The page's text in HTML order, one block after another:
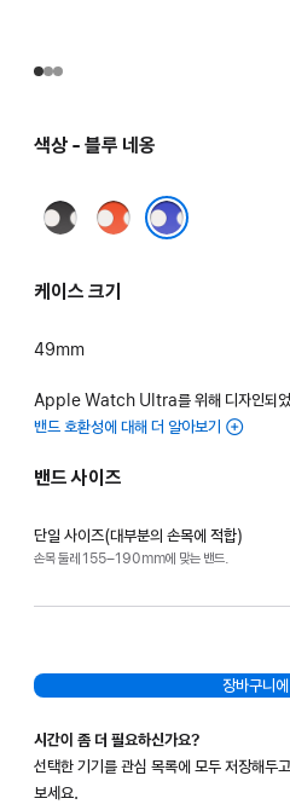
색상 - 블루 네옹
누아
오랑쥬
케이스 크기
49mm
Apple Watch Ultra를 위해 디자인되었
밴드 호환성에 대해 더 알아보기
밴드 사이즈
단일 사이즈(대부분의 손목에 적합)
손목 둘레 155–190mm에 맞는 밴드.
장바구니
시간이 좀 더 필요하신가요?
선택한 기기를 관심 목록에 모두 저장해두
보세요.